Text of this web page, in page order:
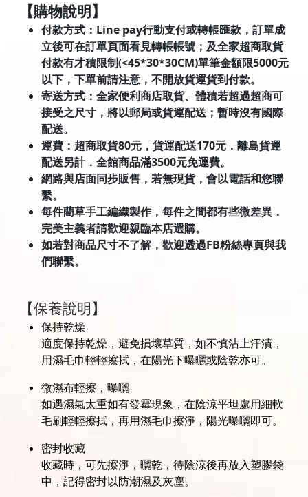
【購物說明】
付款方式：Line pay行動支付或轉帳匯款，訂單成
立後可在訂單頁面看見轉帳帳號；及全家超商取貨
付款有才積限制(<45*30*30CM)單筆金額限5000元
以下，下單前請注意，不開放貨運貨到付款。
寄送方式：全家便利商店取貨、體積若超過超商可
接受之尺寸，將以郵局或貨運配送；暫時沒有國際
配送。
運費：超商取貨80元，貨運配送170元．離島貨運
配送另計．全館商品滿3500元免運費。
網路與店面同步販售，若無現貨，會以電話和您聯
繫。
每件藺草手工編織製作，每件之間都有些微差異．
完美主義者請歡迎親臨本店選購。
如若對商品尺寸不了解，歡迎透過FB粉絲專頁與我
們聯繫。
【保養說明】
保持乾燥
適度保持乾燥，避免損壞草質，如不慎沾上汗漬，
用濕毛巾輕輕擦拭，在陽光下曝曬或陰乾亦可。
微濕布輕擦，曝曬
如遇濕氣太重如有發霉現象，在陰涼平坦處用細軟
毛刷輕輕擦拭，再用濕毛巾擦淨，陽光曝曬即可。
密封收藏
收藏時，可先擦淨，曬乾，待陰涼後再放入塑膠袋
中，記得密封以防潮濕及灰塵。